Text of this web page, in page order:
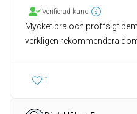
Verifierad kund
Mycket bra och proffsigt
verkligen rekommendera
1